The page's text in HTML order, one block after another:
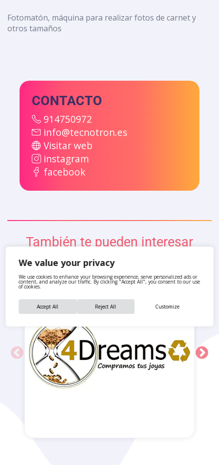
We value your privacy
We use cookies to enhance your browsing experience, serve personalized ads or
content, and analyze our traffic. By clicking "Accept All", you consent to our use
of cookies.
Customize
Reject All
Accept All
Fotomatón, máquina para realizar fotos de carnet y
otros tamaños
CONTACTO
914750972
info@tecnotron.es
Visitar web
instagram
facebook
También te pueden interesar